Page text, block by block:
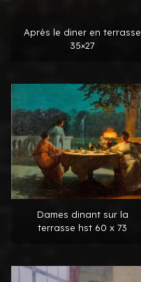
Après le diner en terrasse
35×27
Dames dinant sur la
terrasse hst 60 x 73